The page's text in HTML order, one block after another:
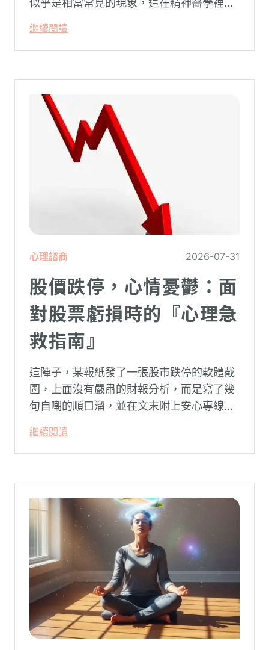
似乎是相當常見的現象，這在精神醫學裡不
系統在長久使用之下，突然在某一次需要處
理更高層次的資料時，電腦呈現當機現象，
造成重大影響。
繼續閱讀
心理諮商 2026-07-31
股價跌停，心情憂鬱：面
對股票虧損時的『心理急
救指南』
這陣子，某報紙發了一張股市跌停的軟體截
圖，上面沒有嚴肅的財報分析，而是寫了幾
句自嘲的順口溜，並在文末附上安心專線與
被廣泛轉載。對許多投資人而言，螢幕上下
跌的數字背後，實質連結的是個人的財務壓
繼續閱讀